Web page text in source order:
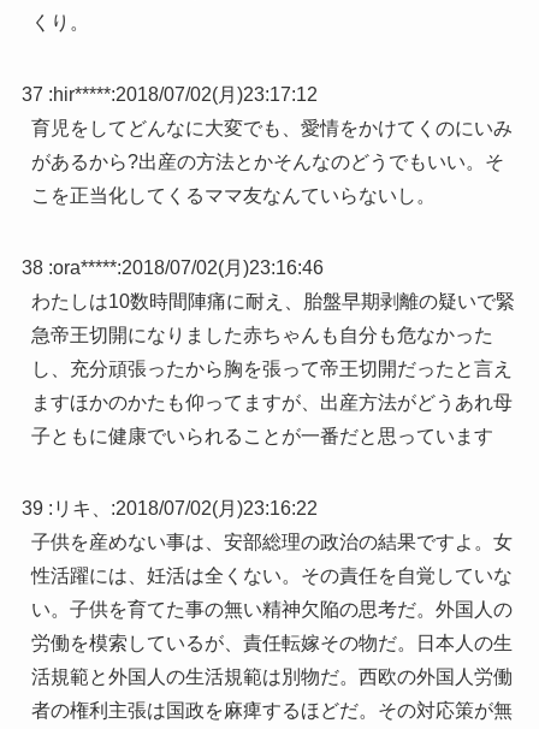
くり。
37 :hir*****:2018/07/02(月)23:17:12
育児をしてどんなに大変でも、愛情をかけてくのにいみ
があるから?出産の方法とかそんなのどうでもいい。そ
こを正当化してくるママ友なんていらないし。
38 :ora*****:2018/07/02(月)23:16:46
わたしは10数時間陣痛に耐え、胎盤早期剥離の疑いで緊
急帝王切開になりました赤ちゃんも自分も危なかった
し、充分頑張ったから胸を張って帝王切開だったと言え
ますほかのかたも仰ってますが、出産方法がどうあれ母
子ともに健康でいられることが一番だと思っています
39 : リキ、 :2018/07/02(月)23:16:22
子供を産めない事は、安部総理の政治の結果ですよ。女
性活躍には、妊活は全くない。その責任を自覚していな
い。子供を育てた事の無い精神欠陥の思考だ。外国人の
労働を模索しているが、責任転嫁その物だ。日本人の生
活規範と外国人の生活規範は別物だ。西欧の外国人労働
者の権利主張は国政を麻痺するほどだ。その対応策が無